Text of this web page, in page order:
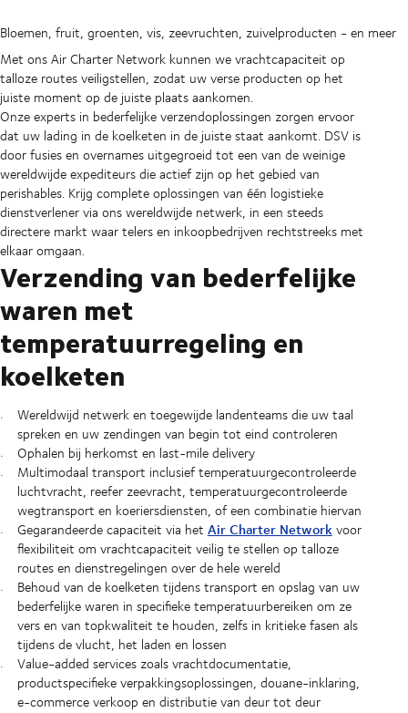
Bloemen, fruit, groenten, vis, zeevruchten, zuivelproducten - en meer
Met ons Air Charter Network kunnen we vrachtcapaciteit op
talloze routes veiligstellen, zodat uw verse producten op het
juiste moment op de juiste plaats aankomen.
Onze experts in bederfelijke verzendoplossingen zorgen ervoor
dat uw lading in de koelketen in de juiste staat aankomt. DSV is
door fusies en overnames uitgegroeid tot een van de weinige
wereldwijde expediteurs die actief zijn op het gebied van
perishables. Krijg complete oplossingen van één logistieke
dienstverlener via ons wereldwijde netwerk, in een steeds
directere markt waar telers en inkoopbedrijven rechtstreeks met
elkaar omgaan.
Verzending van bederfelijke
waren met
temperatuurregeling en
koelketen
Wereldwijd netwerk en toegewijde landenteams die uw taal
spreken en uw zendingen van begin tot eind controleren
Ophalen bij herkomst en last-mile delivery
Multimodaal transport inclusief temperatuurgecontroleerde
luchtvracht, reefer zeevracht, temperatuurgecontroleerde
wegtransport en koeriersdiensten, of een combinatie hiervan
Gegarandeerde capaciteit via het Air Charter Networkvoor
flexibiliteit om vrachtcapaciteit veilig te stellen op talloze
routes en dienstregelingen over de hele wereld
Behoud van de koelketen tijdens transport en opslag van uw
bederfelijke waren in specifieke temperatuurbereiken om ze
vers en van topkwaliteit te houden, zelfs in kritieke fasen als
tijdens de vlucht, het laden en lossen
Value-added services zoals vrachtdocumentatie,
productspecifieke verpakkingsoplossingen, douane-inklaring,
e-commerce verkoop en distributie van deur tot deur